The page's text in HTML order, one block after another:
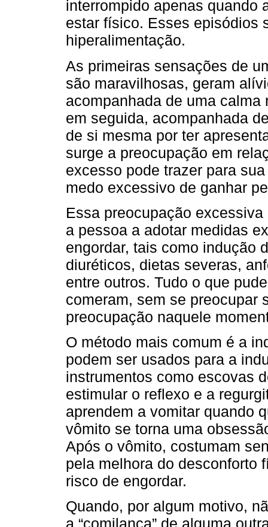
interrompido apenas quando
estar físico. Esses episódios
hiperalimentação.
As primeiras sensações de
são maravilhosas, geram
acompanhada de uma
em seguida, acompanhada
de si mesma por ter
surge a preocupação em
excesso pode trazer para
medo excessivo de ganhar
Essa preocupação
a pessoa a adotar medidas
engordar, tais como indução
diuréticos, dietas severas,
entre outros. Tudo o que
comeram, sem se preocupar
preocupação naquele
O método mais comum é a
podem ser usados para a
instrumentos como escovas
estimular o reflexo e a
aprendem a vomitar quando
vômito se torna uma
Após o vômito, costumam
pela melhora do desconforto
risco de engordar.
Quando, por algum motivo,
a “comilança” de alguma